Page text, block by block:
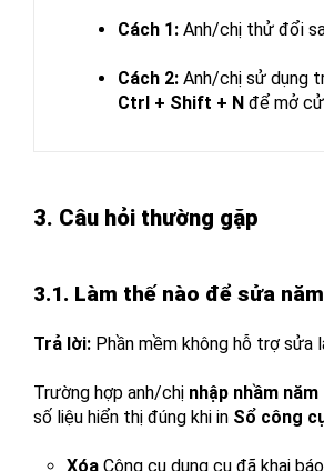
Cách 1: Anh/chị thử đổi
Cách 2: Anh/chị sử dụng
Ctrl + Shift + N để mở
3. Câu hỏi thường gặp
3.1. Làm thế nào để sửa
Trả lời: Phần mềm không hỗ trợ sửa
Trường hợp anh/chị nhập nhầm
số liệu hiển thị đúng khi in Sổ công
Xóa Công cụ dụng cụ đã khai